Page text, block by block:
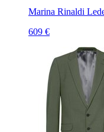
Marina Rinaldi
609 €